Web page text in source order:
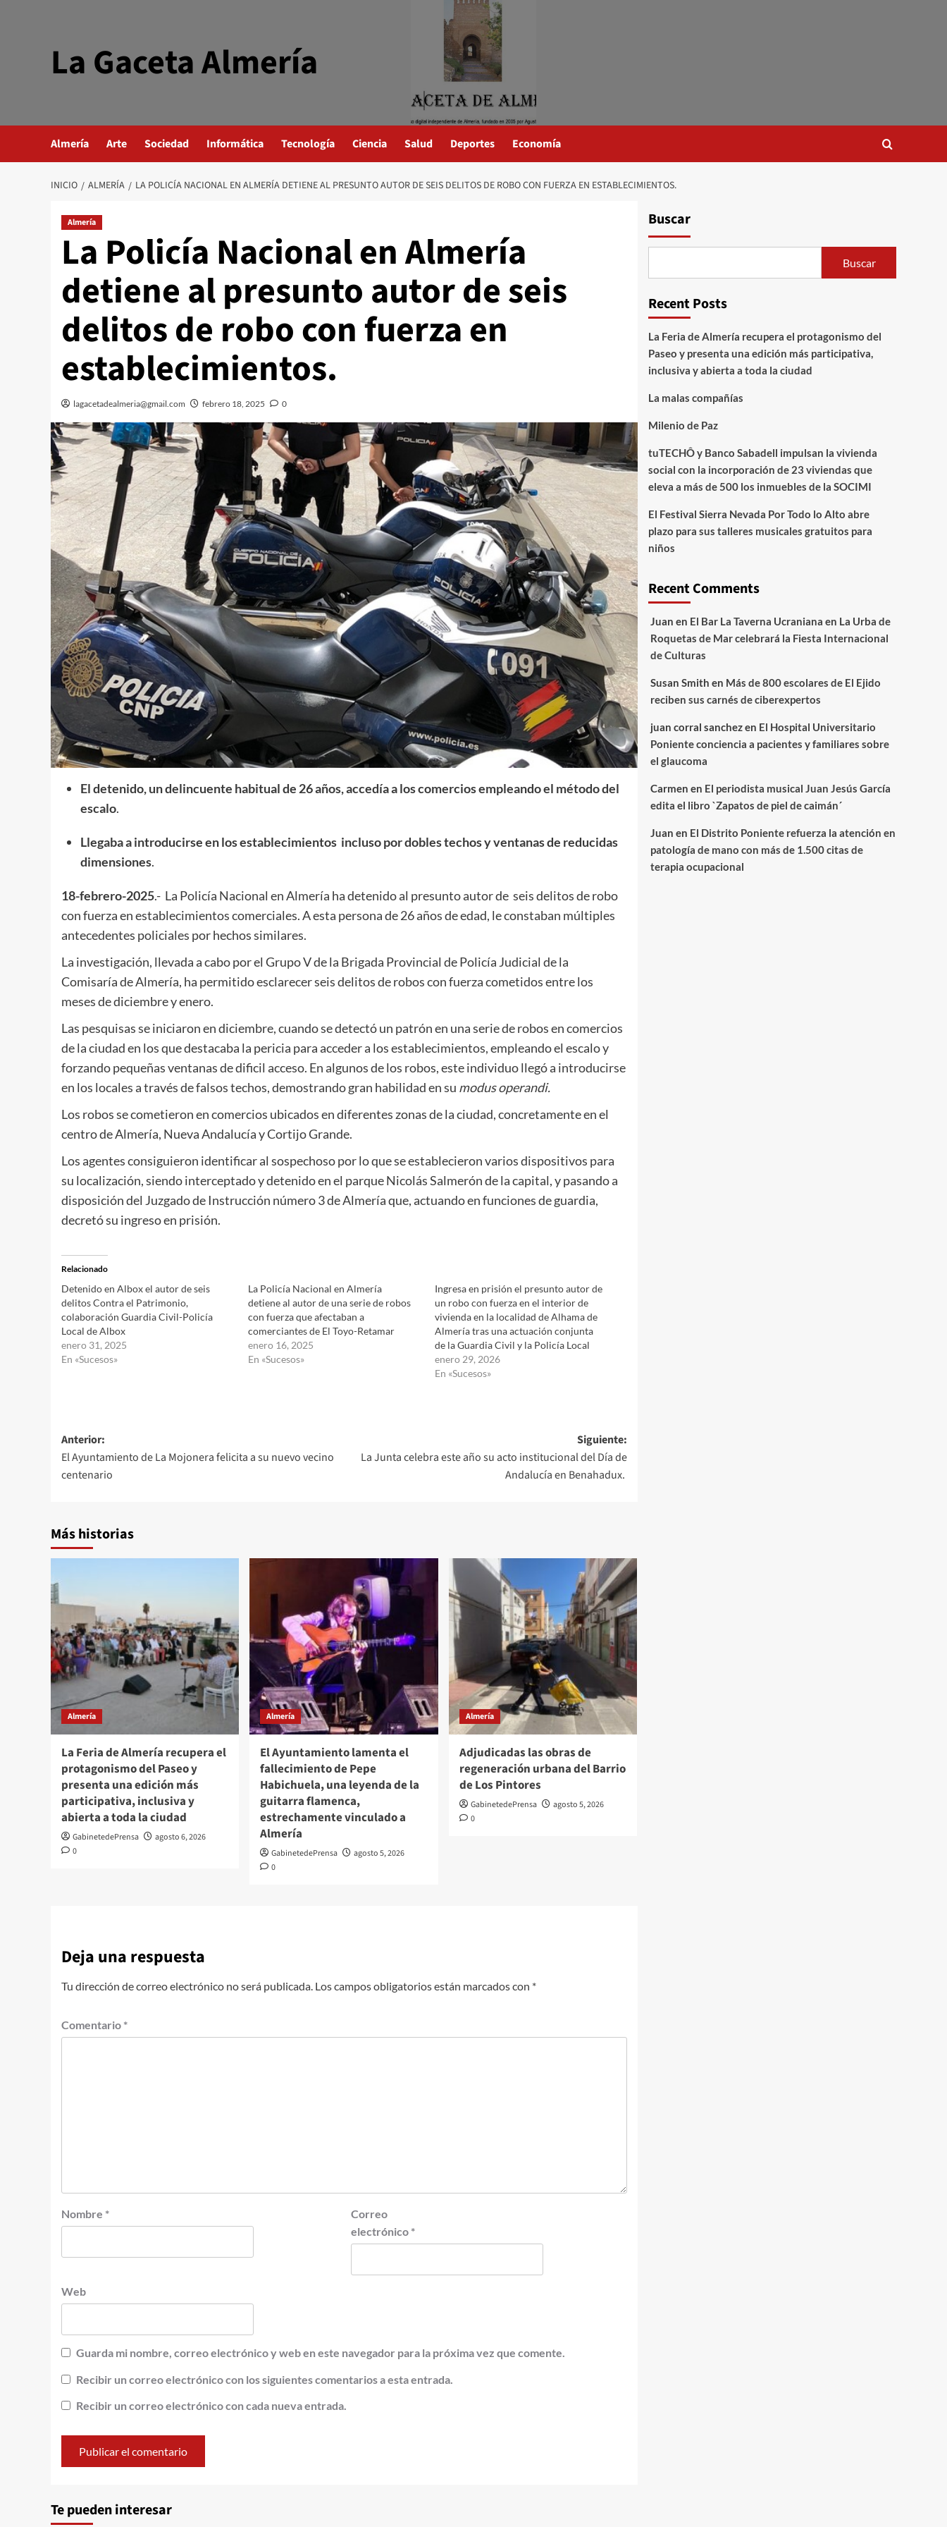
La Gaceta Almería
Almería Arte Sociedad Informática Tecnología Ciencia Salud Deportes Economía
INICIO ALMERÍA LA POLICÍA NACIONAL EN ALMERÍA DETIENE AL PRESUNTO AUTOR DE SEIS DELITOS DE ROBO CON FUERZA EN ESTABLECIMIENTOS.
Almería
La Policía Nacional en Almería
detiene al presunto autor de seis
delitos de robo con fuerza en
establecimientos.
lagacetadealmeria@gmail.com febrero 18, 2025 0
El detenido, un delincuente habitual de 26 años, accedía a los comercios empleando el método del
escalo.
Llegaba a introducirse en los establecimientos incluso por dobles techos y ventanas de reducidas
dimensiones.
18-febrero-2025.- La Policía Nacional en Almería ha detenido al presunto autor de seis delitos de robo
con fuerza en establecimientos comerciales. A esta persona de 26 años de edad, le constaban múltiples
antecedentes policiales por hechos similares.
La investigación, llevada a cabo por el Grupo V de la Brigada Provincial de Policía Judicial de la
Comisaría de Almería, ha permitido esclarecer seis delitos de robos con fuerza cometidos entre los
meses de diciembre y enero.
Las pesquisas se iniciaron en diciembre, cuando se detectó un patrón en una serie de robos en comercios
de la ciudad en los que destacaba la pericia para acceder a los establecimientos, empleando el escalo y
forzando pequeñas ventanas de dificil acceso. En algunos de los robos, este individuo llegó a introducirse
en los locales a través de falsos techos, demostrando gran habilidad en su modus operandi.
Los robos se cometieron en comercios ubicados en diferentes zonas de la ciudad, concretamente en el
centro de Almería, Nueva Andalucía y Cortijo Grande.
Los agentes consiguieron identificar al sospechoso por lo que se establecieron varios dispositivos para
su localización, siendo interceptado y detenido en el parque Nicolás Salmerón de la capital,y pasando a
disposición del Juzgado de Instrucción número 3 de Almería que, actuando en funciones de guardia,
decretó su ingreso en prisión.
Relacionado
Detenido en Albox el autor de seis
delitos Contra el Patrimonio,
colaboración Guardia Civil-Policía
Local de Albox
enero 31, 2025
En «Sucesos»
La Policía Nacional en Almería
detiene al autor de una serie de robos
con fuerza que afectaban a
comerciantes de El Toyo-Retamar
enero 16, 2025
En «Sucesos»
Ingresa en prisión el presunto autor de
un robo con fuerza en el interior de
vivienda en la localidad de Alhama de
Almería tras una actuación conjunta
de la Guardia Civil y la Policía Local
enero 29, 2026
En «Sucesos»
Navegación
de
entradas
Anterior:
El Ayuntamiento de La Mojonera felicita a su nuevo vecino
centenario
Siguiente:
La Junta celebra este año su acto institucional del Día de
Andalucía en Benahadux.
Más historias
Almería
La Feria de Almería recupera el
protagonismo del Paseo y
presenta una edición más
participativa, inclusiva y
abierta a toda la ciudad
GabinetedePrensa
agosto 6, 2026
0
Almería
El Ayuntamiento lamenta el
fallecimiento de Pepe
Habichuela, una leyenda de la
guitarra flamenca,
estrechamente vinculado a
Almería
GabinetedePrensa
agosto 5, 2026
0
Almería
Adjudicadas las obras de
regeneración urbana del Barrio
de Los Pintores
GabinetedePrensa
agosto 5, 2026
0
Deja una respuesta
Tu dirección de correo electrónico no será publicada. Los campos obligatorios están marcados con *
Comentario *
Nombre *
Correo
electrónico *
Web
Guarda mi nombre, correo electrónico y web en este navegador para la próxima vez que comente.
Recibir un correo electrónico con los siguientes comentarios a esta entrada.
Recibir un correo electrónico con cada nueva entrada.
Buscar
Buscar
Recent Posts
La Feria de Almería recupera el protagonismo del
Paseo y presenta una edición más participativa,
inclusiva y abierta a toda la ciudad
La malas compañías
Milenio de Paz
tuTECHÔ y Banco Sabadell impulsan la vivienda
social con la incorporación de 23 viviendas que
eleva a más de 500 los inmuebles de la SOCIMI
El Festival Sierra Nevada Por Todo lo Alto abre
plazo para sus talleres musicales gratuitos para
niños
Recent Comments
Juan en El Bar La Taverna Ucraniana en La Urba de
Roquetas de Mar celebrará la Fiesta Internacional
de Culturas
Susan Smith en Más de 800 escolares de El Ejido
reciben sus carnés de ciberexpertos
juan corral sanchezen El Hospital Universitario
Poniente conciencia a pacientes y familiares sobre
el glaucoma
Carmen en El periodista musical Juan Jesús García
edita el libro `Zapatos de piel de caimán´
Juan en El Distrito Poniente refuerza la atención en
patología de mano con más de 1.500 citas de
terapia ocupacional
Te pueden interesar